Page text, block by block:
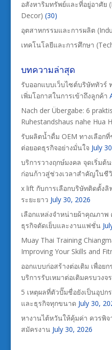
อสังหาริมทรัพย์และที่อยู่อาศัย
Decor) (30)
อุตสาหกรรมและการผลิต
เทคโนโลยีและการศึกษา
บทความล่าสุด
รับออกแบบเว็บไซต์บริษัททัวร์
เพิ่มโอกาสในการเข้าถึงลูกค้า
Nach der Übergabe: 6
Ruhestandshaus nahe Hua
รับผลิตน้ำดื่ม OEM ทางเลือก
ต่อยอดธุรกิจอย่างมั่นใจ July
บริการวางฤกษ์มงคล จุดเริ่มต้
ก่อนก้าวสู่ช่วงเวลาสำคัญในชี
x lift กับการเลือกบริษัทติดตั้ง
ระยะยาว July 30, 2026
เลือกแหล่งจำหน่ายผ้าคุณภาพ
ธุรกิจตัดเย็บและงานแฟชั่น
Muay Thai Training
Improving Your Skills and
ออกแบบก่อสร้างต่อเติม เพื่อย
บริการรับเหมาต่อเติมครบวงจร
5 เหตุผลที่ตัวปั๊มชื่อยังเป็นอุป
และธุรกิจทุกขนาด July 30,
หางานไต้หวันให้คุ้มค่า ควรพิ
สมัครงาน July 30, 2026